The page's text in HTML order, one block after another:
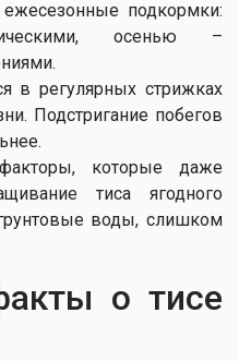
ежесезонные подкормки:
осенью –
в регулярных стрижках
Подстригание побегов
которые даже
тиса ягодного
воды, слишком
о тисе